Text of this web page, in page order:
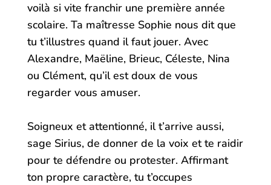
voilà si vite franchir une première année
scolaire. Ta maîtresse Sophie nous dit que
tu t’illustres quand il faut jouer. Avec
Alexandre, Maëline, Brieuc, Céleste, Nina
ou Clément, qu’il est doux de vous
regarder vous amuser.
Soigneux et attentionné, il t’arrive aussi,
sage Sirius, de donner de la voix et te raidir
pour te défendre ou protester. Affirmant
ton propre caractère, tu t’occupes